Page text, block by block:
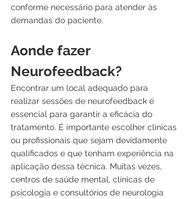
conforme necessário para atender às
demandas do paciente.
Aonde fazer
Neurofeedback?
Encontrar um local adequado para
realizar sessões de neurofeedback é
essencial para garantir a eficácia do
tratamento. É importante escolher clínicas
ou profissionais que sejam devidamente
qualificados e que tenham experiência na
aplicação dessa técnica. Muitas vezes,
centros de saúde mental, clínicas de
psicologia e consultórios de neurologia